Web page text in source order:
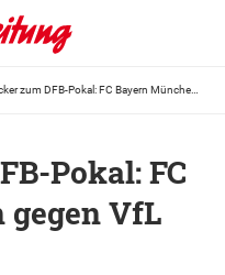
Pokal: FC
VfL